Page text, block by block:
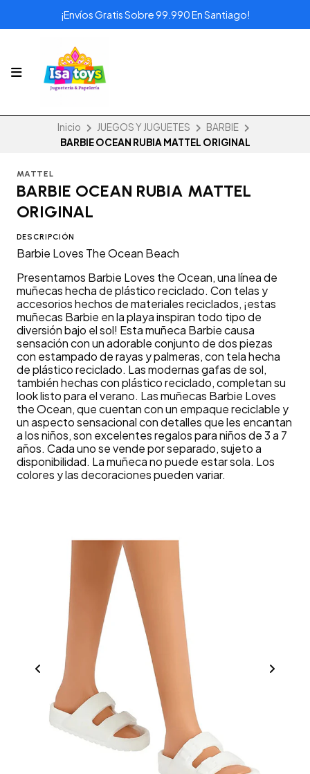
¡Envíos Gratis Sobre 99.990 En Santiago!
Inicio JUEGOS Y JUGUETES
BARBIE
BARBIE OCEAN RUBIA MATTEL ORIGINAL
MATTEL
BARBIE OCEAN RUBIA MATTEL
ORIGINAL
DESCRIPCIÓN
Barbie Loves The Ocean Beach
Presentamos Barbie Loves the Ocean, una línea de
muñecas hecha de plástico reciclado. Con telas y
accesorios hechos de materiales reciclados, ¡estas
muñecas Barbie en la playa inspiran todo tipo de
diversión bajo el sol! Esta muñeca Barbie causa
sensación con un adorable conjunto de dos piezas
con estampado de rayas y palmeras, con tela hecha
de plástico reciclado. Las modernas gafas de sol,
también hechas con plástico reciclado, completan su
look listo para el verano. Las muñecas Barbie Loves
the Ocean, que cuentan con un empaque reciclable y
un aspecto sensacional con detalles que les encantan
a los niños, son excelentes regalos para niños de 3 a 7
años. Cada uno se vende por separado, sujeto a
disponibilidad. La muñeca no puede estar sola. Los
colores y las decoraciones pueden variar.